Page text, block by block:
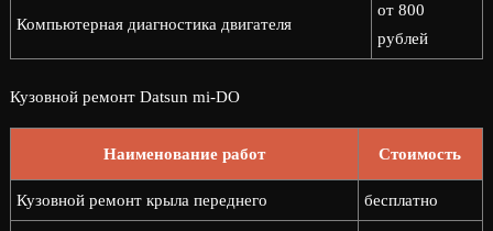
Компьютерная диагностика двигателя
от 800
рублей
Кузовной ремонт Datsun mi-DO
Наименование работ Стоимость
Кузовной ремонт крыла переднего бесплатно